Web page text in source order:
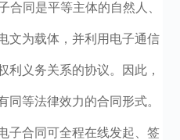
合同是平等主体的自然人、
文为载体，并利用电子通信
利义务关系的协议。因此，
同等法律效力的合同形式。
子合同可全程在线发起、签